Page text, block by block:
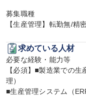
募集職種
【生産管理】転勤無/精
求めている人材
必要な経験・能力等
【必須】■製造業での
理）
■生産管理システム（